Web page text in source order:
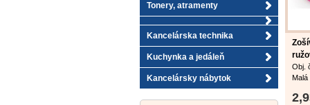
Obj.
Tonery, atramenty
Kancelárska technika
Kuchynka a jedáleň
Kancelársky nábytok